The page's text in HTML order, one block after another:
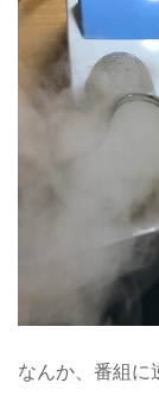
なんか、番組に